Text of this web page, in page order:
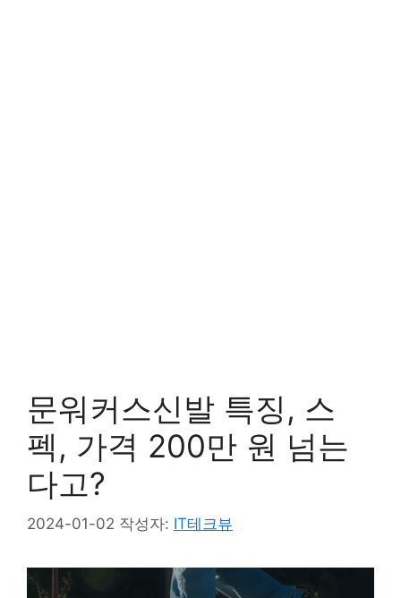
문워커스신발 특징, 스
펙, 가격 200만 원 넘는
다고?
2024-01-02 작성자: IT테크뷰